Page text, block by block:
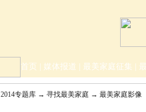
首页 媒体报道 最美家庭征集
2014专题库 → 寻找最美家庭 → 最美家庭影像